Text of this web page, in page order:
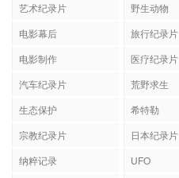
艺术纪录片
野生动物
电影幕后
旅行纪录片
电影制作
医疗纪录片
汽车纪录片
荒野求生
生态保护
希特勒
宗教纪录片
日本纪录片
纳粹记录
UFO